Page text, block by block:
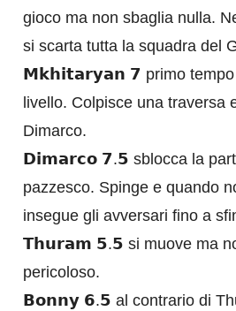
gioco ma non sbaglia nulla.
si scarta tutta la squadra del
𝗠𝗸𝗵𝗶𝘁𝗮𝗿𝘆𝗮𝗻 𝟳 primo tempo
livello. Colpisce una traversa
Dimarco.
𝗗𝗶𝗺𝗮𝗿𝗰𝗼 𝟳.𝟱 sblocca la
pazzesco. Spinge e quando
insegue gli avversari fino a
𝗧𝗵𝘂𝗿𝗮𝗺 𝟱.𝟱 si muove ma
pericoloso.
𝗕𝗼𝗻𝗻𝘆 𝟲.𝟱 al contrario di